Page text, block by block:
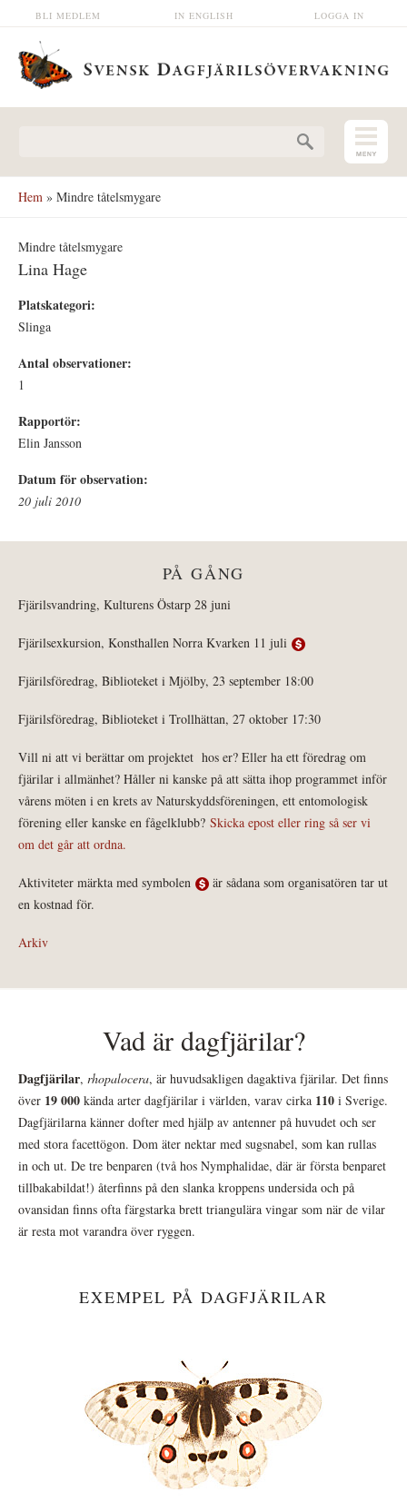
Hoppa till huvudinnehåll LOGGA IN
IN ENGLISH
BLI MEDLEM
Hem » Mindre tåtelsmygare
Mindre tåtelsmygare
Lina Hage
Platskategori:
Slinga
Antal observationer:
1
Rapportör:
Elin Jansson
Datum för observation:
20 juli 2010
PÅ GÅNG
Fjärilsvandring, Kulturens Östarp 28 juni
Fjärilsexkursion, Konsthallen Norra Kvarken 11 juli
Fjärilsföredrag, Biblioteket i Mjölby, 23 september 18:00
Fjärilsföredrag, Biblioteket i Trollhättan, 27 oktober 17:30
Vill ni att vi berättar om projektet hos er? Eller ha ett föredrag om
fjärilar i allmänhet? Håller ni kanske på att sätta ihop programmet inför
vårens möten i en krets av Naturskyddsföreningen, ett entomologisk
förening eller kanske en fågelklubb? Skicka epost eller ring så ser vi
om det går att ordna.
Aktiviteter märkta med symbolen
är sådana som organisatören tar ut
en kostnad för.
Arkiv
Vad är dagfjärilar?
Dagfjärilar, rhopalocera, är huvudsakligen dagaktiva fjärilar. Det finns
över 19 000 kända arter dagfjärilar i världen, varav cirka 110 i Sverige.
Dagfjärilarna känner dofter med hjälp av antenner på huvudet och ser
med stora facettögon. Dom äter nektar med sugsnabel, som kan rullas
in och ut. De tre benparen (två hos Nymphalidae, där är första benparet
tillbakabildat!) återfinns på den slanka kroppens undersida och på
ovansidan finns ofta färgstarka brett triangulära vingar som när de vilar
är resta mot varandra över ryggen.
EXEMPEL PÅ DAGFJÄRILAR